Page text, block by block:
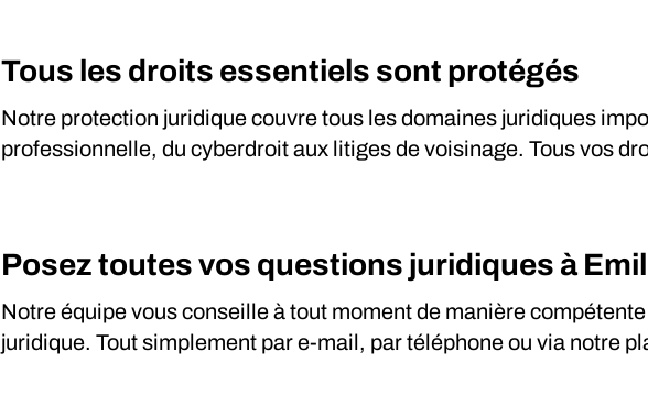
Tous les droits essentiels sont protégés
Notre protection juridique couvre tous les domaines juridiques
professionnelle, du cyberdroit aux litiges de voisinage. Tous vos
Posez toutes vos questions juridiques à
Notre équipe vous conseille à tout moment de manière
juridique. Tout simplement par e-mail, par téléphone ou via notre